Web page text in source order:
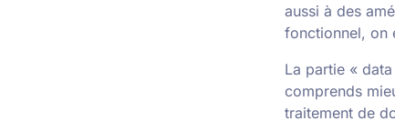
aussi à des
fonctionnel, on
La partie «
comprends
traitement de